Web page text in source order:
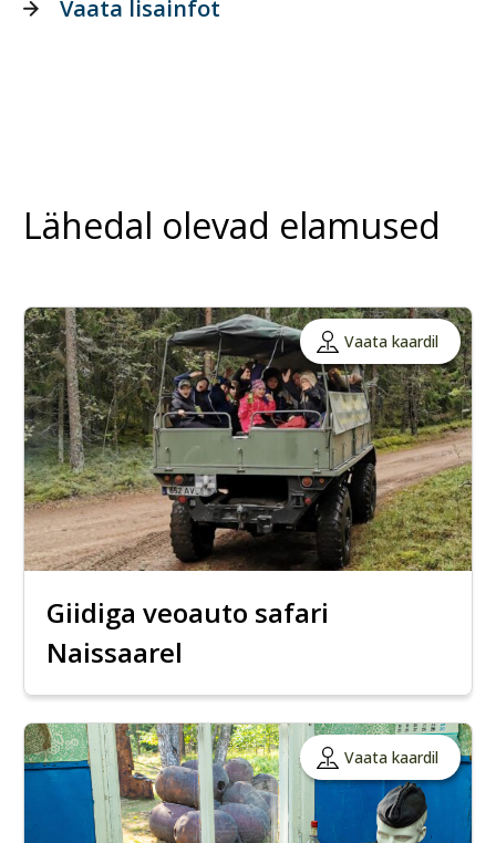
Vaata lisainfot
Lähedal olevad elamused
Vaata kaardil
Giidiga veoauto safari
Naissaarel
Vaata kaardil